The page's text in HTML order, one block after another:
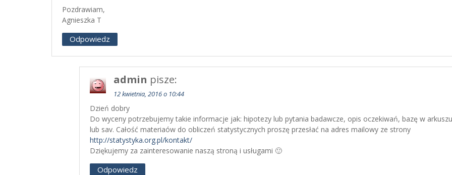
Pozdrawiam,
Agnieszka T
Odpowiedz
admin pisze:
12 kwietnia, 2016 o 10:44
Dzień dobry
Do wyceny potrzebujemy takie informacje jak: hipotezy lub pytania badawcze, opis oczekiwań, bazę w
lub sav. Całość materiaów do obliczeń statystycznych proszę przesłać na adres mailowy ze strony
http://statystyka.org.pl/kontakt/
Dziękujemy za zainteresowanie naszą stroną i usługami 🙂
Odpowiedz